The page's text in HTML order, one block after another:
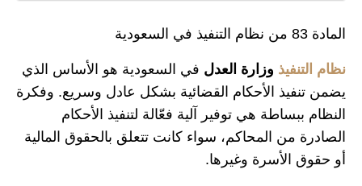
المادة 83 من نظام التنفيذ في السعودية
نظام التنفيذ وزارة العدل في السعودية هو الأساس الذي
يضمن تنفيذ الأحكام القضائية بشكل عادل وسريع. وفكرة
النظام ببساطة هي توفير آلية فعّالة لتنفيذ الأحكام
الصادرة من المحاكم، سواء كانت تتعلق بالحقوق المالية
أو حقوق الأسرة وغيرها.